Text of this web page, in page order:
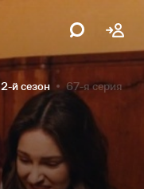
2-й сезон 67-я серия